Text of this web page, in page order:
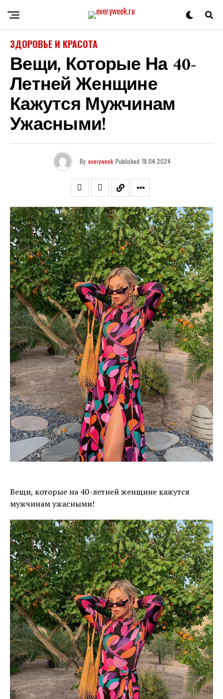
ЗДОРОВЬЕ И КРАСОТА
Вещи, Которые На 40-
Летней Женщине
Кажутся Мужчинам
Ужасными!
By everyweek Published 18.04.2024
Вещи, которые на 40-летней женщине кажутся
мужчинам ужасными!